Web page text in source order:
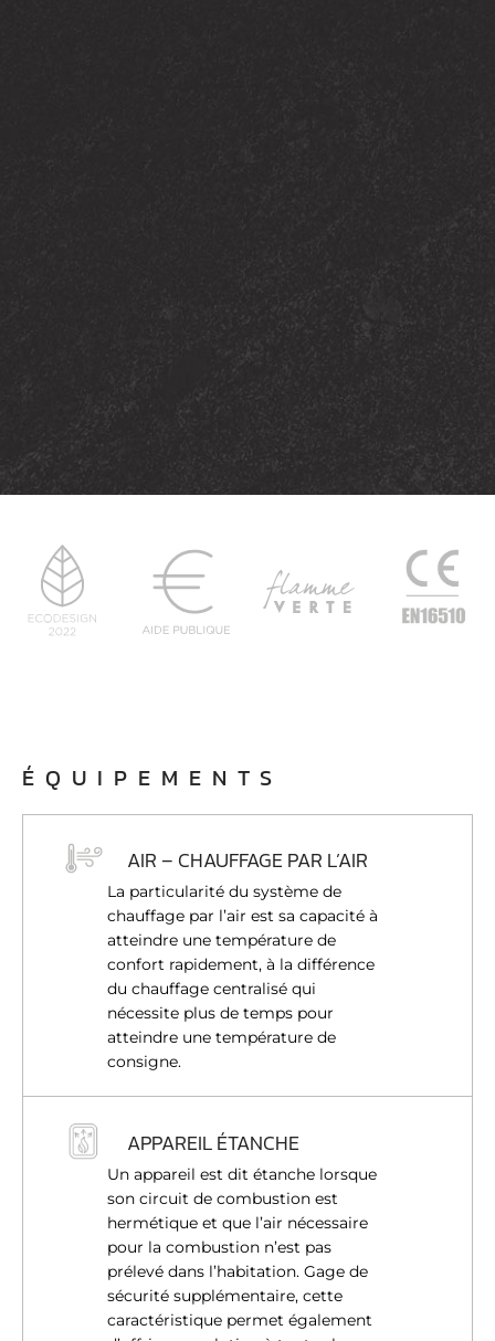
ÉQUIPEMENTS
AIR – CHAUFFAGE PAR L’AIR
La particularité du système de
chauffage par l’air est sa capacité à
atteindre une température de
confort rapidement, à la différence
du chauffage centralisé qui
nécessite plus de temps pour
atteindre une température de
consigne.
APPAREIL ÉTANCHE
Un appareil est dit étanche lorsque
son circuit de combustion est
hermétique et que l’air nécessaire
pour la combustion n’est pas
prélevé dans l’habitation. Gage de
sécurité supplémentaire, cette
caractéristique permet également